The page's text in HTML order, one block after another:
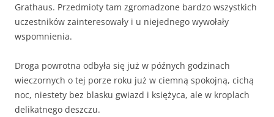
Grathaus. Przedmioty tam zgromadzone bardzo wszystkich
uczestników zainteresowały i u niejednego wywołały
wspomnienia.
Droga powrotna odbyła się już w późnych godzinach
wieczornych o tej porze roku już w ciemną spokojną, cichą
noc, niestety bez blasku gwiazd i księżyca, ale w kroplach
delikatnego deszczu.